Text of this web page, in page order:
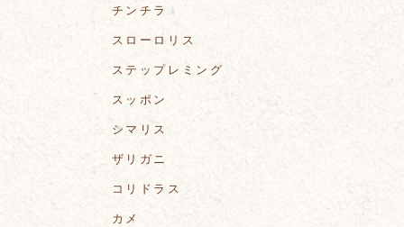
チンチラ
スローロリス
ステップレミング
スッポン
シマリス
ザリガニ
コリドラス
カメ